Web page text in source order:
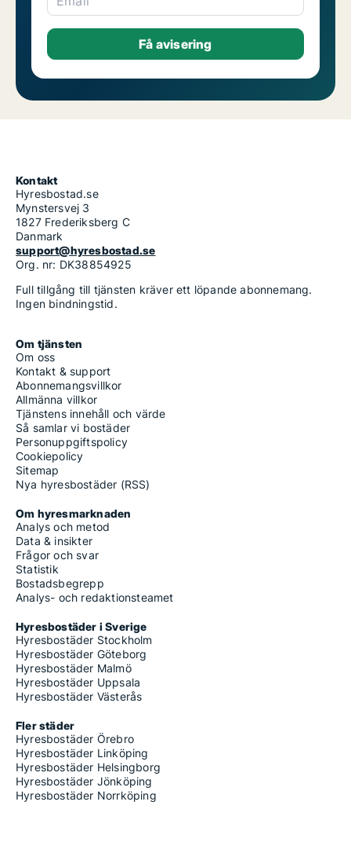
Kontakt
Hyresbostad.se
Mynstersvej 3
1827 Frederiksberg C
Danmark
support@hyresbostad.se
Org. nr: DK38854925
Full tillgång till tjänsten kräver ett löpande abonnemang.
Ingen bindningstid.
Om tjänsten
Om oss
Kontakt & support
Abonnemangsvillkor
Allmänna villkor
Tjänstens innehåll och värde
Så samlar vi bostäder
Personuppgiftspolicy
Cookiepolicy
Sitemap
Nya hyresbostäder (RSS)
Om hyresmarknaden
Analys och metod
Data & insikter
Frågor och svar
Statistik
Bostadsbegrepp
Analys- och redaktionsteamet
Hyresbostäder i Sverige
Hyresbostäder Stockholm
Hyresbostäder Göteborg
Hyresbostäder Malmö
Hyresbostäder Uppsala
Hyresbostäder Västerås
Fler städer
Hyresbostäder Örebro
Hyresbostäder Linköping
Hyresbostäder Helsingborg
Hyresbostäder Jönköping
Hyresbostäder Norrköping